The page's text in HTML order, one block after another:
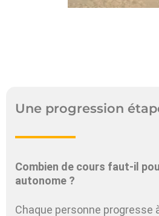
Une progression
Combien de cours faut-il
autonome ?
Chaque personne progresse